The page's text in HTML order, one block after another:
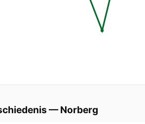
—Norberg